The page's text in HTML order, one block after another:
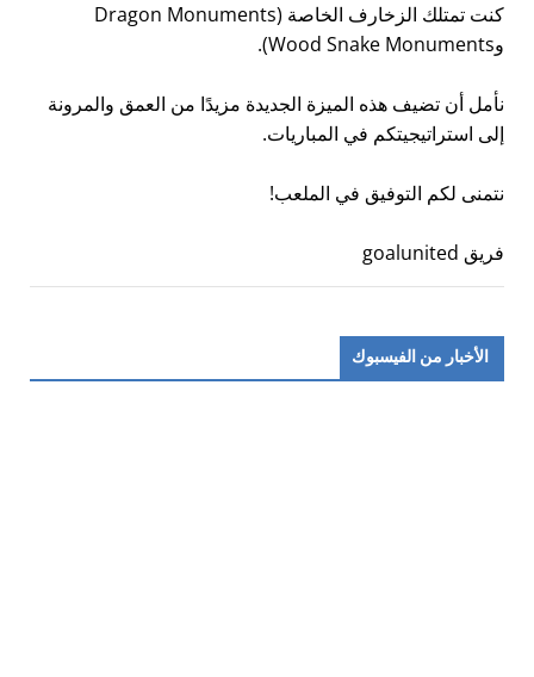
كنت تمتلك الزخارف الخاصة (Dragon Monuments
نأمل أن تضيف هذه الميزة الجديدة مزيدًا من العمق والمرونة
إلى استراتيجيتكم في المباريات.
نتمنى لكم التوفيق في الملعب!
فريق goalunited
الأخبار من الفيسبوك